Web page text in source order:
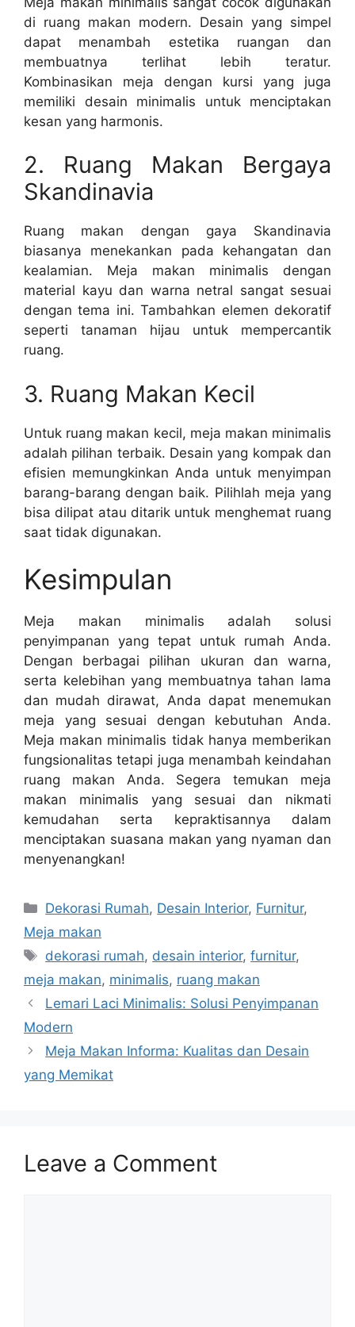
di ruang makan modern. Desain yang simpel
dapat menambah estetika ruangan dan
membuatnya terlihat lebih teratur.
Kombinasikan meja dengan kursi yang juga
memiliki desain minimalis untuk menciptakan
kesan yang harmonis.
2. Ruang Makan Bergaya
Skandinavia
Ruang makan dengan gaya Skandinavia
biasanya menekankan pada kehangatan dan
kealamian. Meja makan minimalis dengan
material kayu dan warna netral sangat sesuai
dengan tema ini. Tambahkan elemen dekoratif
seperti tanaman hijau untuk mempercantik
ruang.
3. Ruang Makan Kecil
Untuk ruang makan kecil, meja makan minimalis
adalah pilihan terbaik. Desain yang kompak dan
efisien memungkinkan Anda untuk menyimpan
barang-barang dengan baik. Pilihlah meja yang
bisa dilipat atau ditarik untuk menghemat ruang
saat tidak digunakan.
Kesimpulan
Meja makan minimalis adalah solusi
penyimpanan yang tepat untuk rumah Anda.
Dengan berbagai pilihan ukuran dan warna,
serta kelebihan yang membuatnya tahan lama
dan mudah dirawat, Anda dapat menemukan
meja yang sesuai dengan kebutuhan Anda.
Meja makan minimalis tidak hanya memberikan
fungsionalitas tetapi juga menambah keindahan
ruang makan Anda. Segera temukan meja
makan minimalis yang sesuai dan nikmati
kemudahan serta kepraktisannya dalam
menciptakan suasana makan yang nyaman dan
menyenangkan!
Categories
Dekorasi Rumah, Desain Interior, Furnitur,
Meja makan
Tags
dekorasi rumah, desain interior,furnitur,
meja makan, minimalis, ruang makan
Lemari Laci Minimalis: Solusi Penyimpanan
Modern
Meja Makan Informa: Kualitas dan Desain
yang Memikat
Leave a Comment